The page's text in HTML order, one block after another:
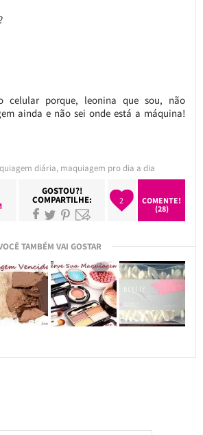
celular porque, leonina que sou, não
ainda e não sei onde está a máquina!
diária, maquiagem pro dia a dia
GOSTOU?!
COMPARTILHE: 2
COMENTE!
(28)
TAMBÉM VAI GOSTAR